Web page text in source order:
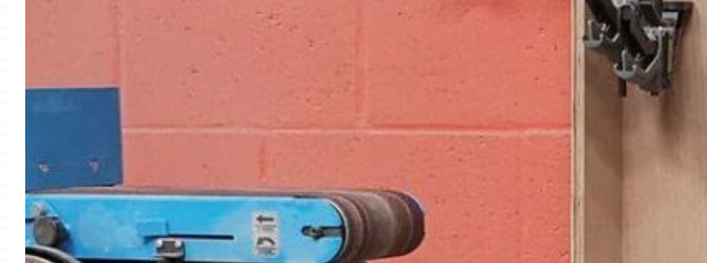
IMPRIMANTES 3D
FRAISEUSES NUMERIQUES (CNC)
ELECTRONIQUE
ATELIER TEXTILE
FRAISEUSES NUMERIQUES (CNC)
ELECTRONIQUE
ATELIER TEXTILE